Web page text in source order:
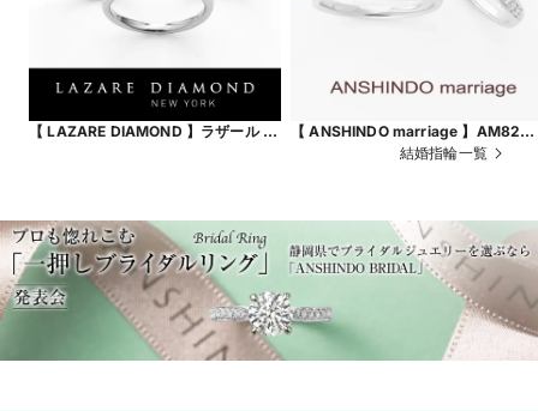
【 LAZARE DIAMOND 】ラザール ダ
【 ANSHINDO marriage 】AM82D
結婚指輪一覧